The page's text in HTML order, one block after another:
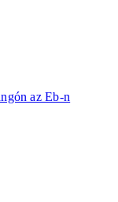
az Eb-n